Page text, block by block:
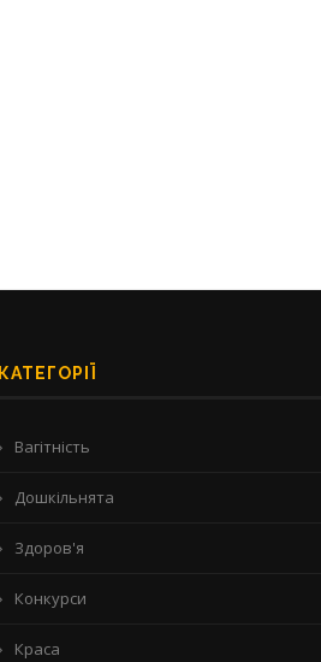
КАТЕГОРІЇ
Вагітність
Дошкільнята
Здоров'я
Конкурси
Краса